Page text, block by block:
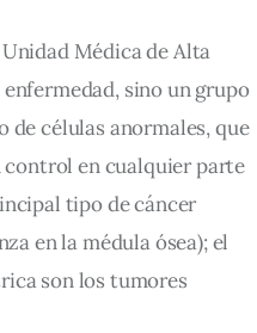
Médica de Alta
sino un grupo
de células anormales, que
control en cualquier parte
tipo de cáncer
en la médula ósea); el
son los tumores